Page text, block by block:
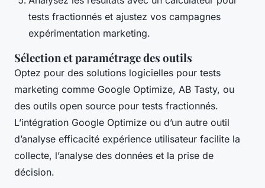
tests fractionnés et ajustez vos campagnes
expérimentation marketing.
Sélection et paramétrage des outils
Optez pour des solutions logicielles pour tests
marketing comme Google Optimize, AB Tasty, ou
des outils open source pour tests fractionnés.
L’intégration Google Optimize ou d’un autre outil
d’analyse efficacité expérience utilisateur facilite la
collecte, l’analyse des données et la prise de
décision.